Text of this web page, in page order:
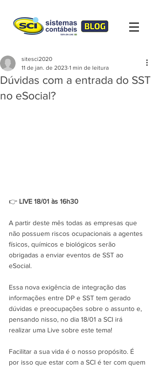
Dúvidas com a entrada do SST
no eSocial?
sitesci2020
11 de jan. de 2023 1 min de leitura
👉 LIVE 18/01 às 16h30
A partir deste mês todas as empresas que
não possuem riscos ocupacionais a agentes
físicos, químicos e biológicos serão
obrigadas a enviar eventos de SST ao
eSocial.
Essa nova exigência de integração das
informações entre DP e SST tem gerado
dúvidas e preocupações sobre o assunto e,
pensando nisso, no dia 18/01 a SCI irá
realizar uma Live sobre este tema!
Facilitar a sua vida é o nosso propósito. É
por isso que estar com a SCI é ter com quem